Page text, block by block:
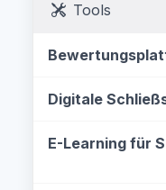
Tools
Digitale
E-Learning für